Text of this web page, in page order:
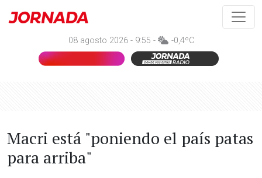
08 agosto 2026 - 9:55 - -0,4ºC
Macri está "poniendo el país patas
para arriba"